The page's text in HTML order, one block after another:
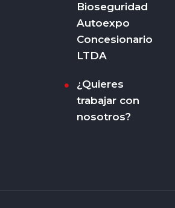
Bioseguridad
Autoexpo
Concesionario
LTDA
¿Quieres
trabajar con
nosotros?